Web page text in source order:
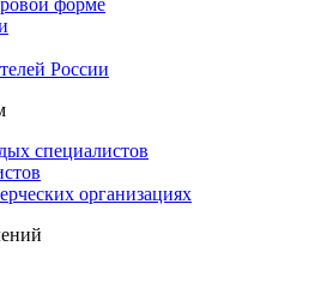
форме
России
специалистов
организациях